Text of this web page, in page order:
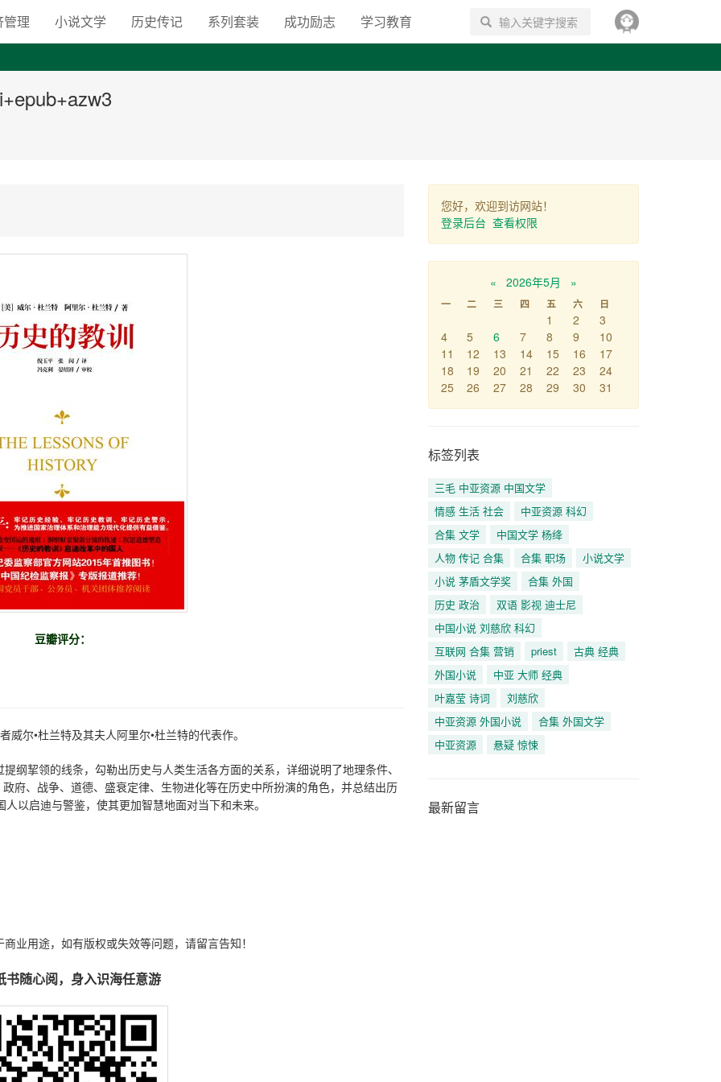
由之路
管理 小说文学 历史传记 系列套装 成功励志 学习教育 搜索
豆瓣评分：
尔•杜兰特及其夫人阿里尔•杜兰特的代表作。
纲挈领的线条，勾勒出历史与人类生活各方面的关系，详细说明了地理条件、
府、战争、道德、盛衰定律、生物进化等在历史中所扮演的角色，并总结出历
以启迪与警鉴，使其更加智慧地面对当下和未来。
业用途，如有版权或失效等问题，请留言告知！
随心阅，身入识海任意游
您好，欢迎到访网站！
登录后台 查看权限
« 2026年5月 »
一 二 三 四 五 六 日
1 2
3
4
5 6 7 8 9
10
11
12 13 14 15 16
17
18
19 20 21 22 23
24
25
26 27 28 29 30 31
标签列表
三毛 中亚资源 中国文学
情感 生活 社会
中亚资源 科幻
合集 文学
中国文学 杨绛
人物 传记 合集
合集 职场
小说文学
小说 茅盾文学奖
合集 外国
历史 政治
双语 影视 迪士尼
中国小说 刘慈欣 科幻
互联网 合集 营销
priest
古典 经典
外国小说
中亚 大师 经典
叶嘉莹 诗词
刘慈欣
中亚资源 外国小说
合集 外国文学
中亚资源
悬疑 惊悚
最新留言